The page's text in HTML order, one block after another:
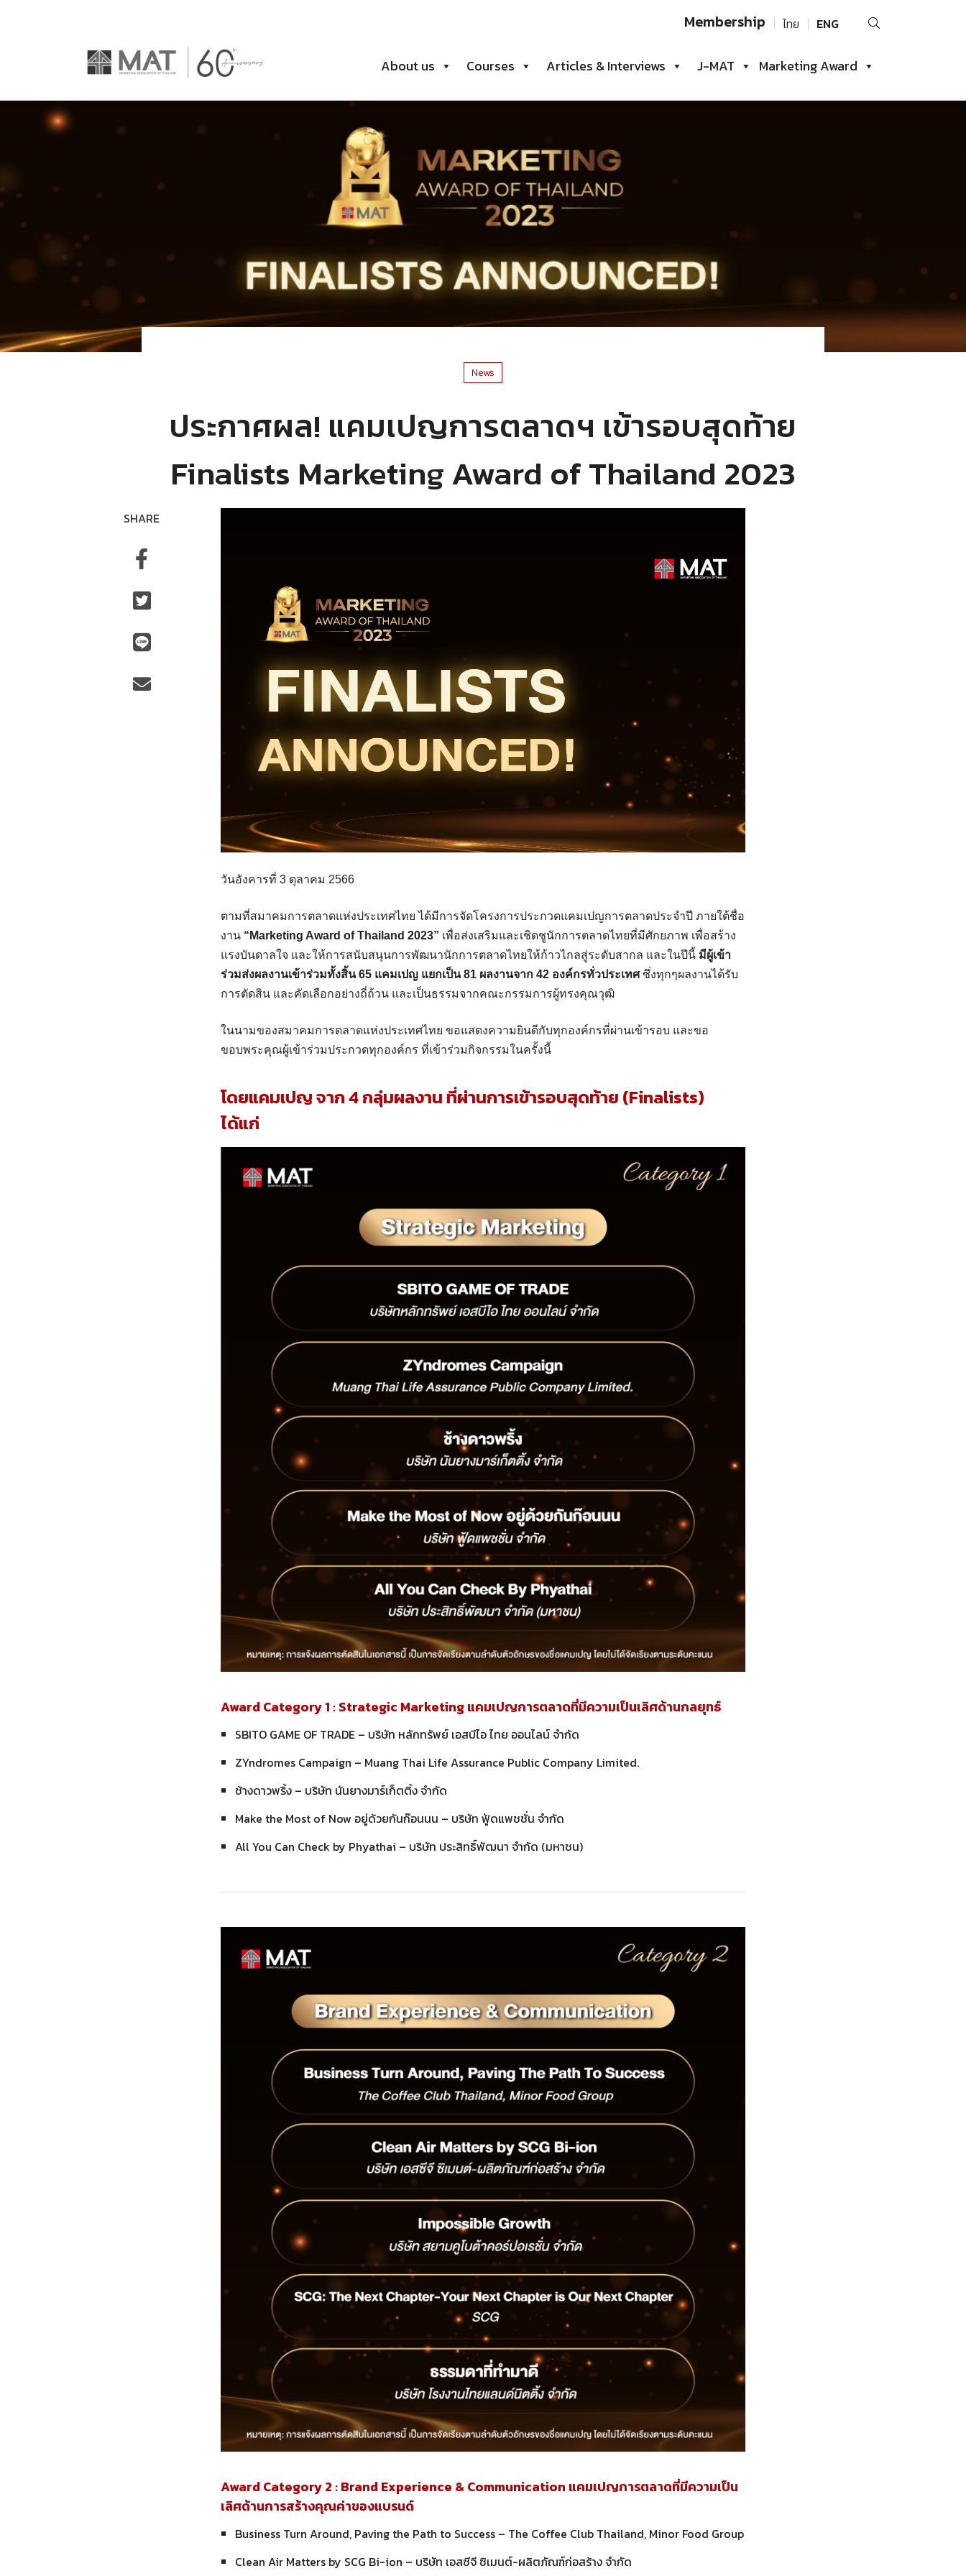
Membership ไทย ENG
Search
About us
Courses Articles & Interviews J-MAT Marketing Award
News
ประกาศผล! แคมเปญการตลาดฯ เข้ารอบสุดท้าย
Finalists Marketing Award of Thailand 2023
SHARE
วันอังคารที่ 3 ตุลาคม 2566
ตามที่สมาคมการตลาดแห่งประเทศไทย ได้มีการจัดโครงการประกวดแคมเปญการตลาดประจำปี ภายใต้ชื่อ
งาน “Marketing Award of Thailand 2023” เพื่อส่งเสริมและเชิดชูนักการตลาดไทยที่มีศักยภาพ เพื่อสร้าง
แรงบันดาลใจ และให้การสนับสนุนการพัฒนานักการตลาดไทยให้ก้าวไกลสู่ระดับสากล และในปีนี้ มีผู้เข้า
ร่วมส่งผลงานเข้าร่วมทั้งสิ้น 65 แคมเปญ แยกเป็น 81 ผลงานจาก 42 องค์กรทั่วประเทศซึ่งทุกๆผลงานได้รับ
การตัดสิน และคัดเลือกอย่างถี่ถ้วน และเป็นธรรมจากคณะกรรมการผู้ทรงคุณวุฒิ
ในนามของสมาคมการตลาดแห่งประเทศไทย ขอแสดงความยินดีกับทุกองค์กรที่ผ่านเข้ารอบ และขอ
ขอบพระคุณผู้เข้าร่วมประกวดทุกองค์กร ที่เข้าร่วมกิจกรรมในครั้งนี้
โดยแคมเปญ จาก 4 กลุ่มผลงาน ที่ผ่านการเข้ารอบสุดท้าย (Finalists)
ได้แก่
Award Category 1 : Strategic Marketing แคมเปญการตลาดที่มีความเป็นเลิศด้านกลยุทธ์
SBITO GAME OF TRADE – บริษัท หลักทรัพย์ เอสบีไอ ไทย ออนไลน์ จำกัด
ZYndromes Campaign – Muang Thai Life Assurance Public Company Limited.
ช้างดาวพริ้ง – บริษัท นันยางมาร์เก็ตติ้ง จำกัด
Make the Most of Now อยู่ด้วยกันก๊อนนน – บริษัท ฟู้ดแพชชั่น จำกัด
All You Can Check by Phyathai – บริษัท ประสิทธิ์พัฒนา จำกัด (มหาชน)
Award Category 2 : Brand Experience & Communication แคมเปญการตลาดที่มีความเป็น
เลิศด้านการสร้างคุณค่าของแบรนด์
Business Turn Around, Paving the Path to Success – The Coffee Club Thailand, Minor Food Group
Clean Air Matters by SCG Bi-ion – บริษัท เอสซีจี ซิเมนต์-ผลิตภัณฑ์ก่อสร้าง จำกัด